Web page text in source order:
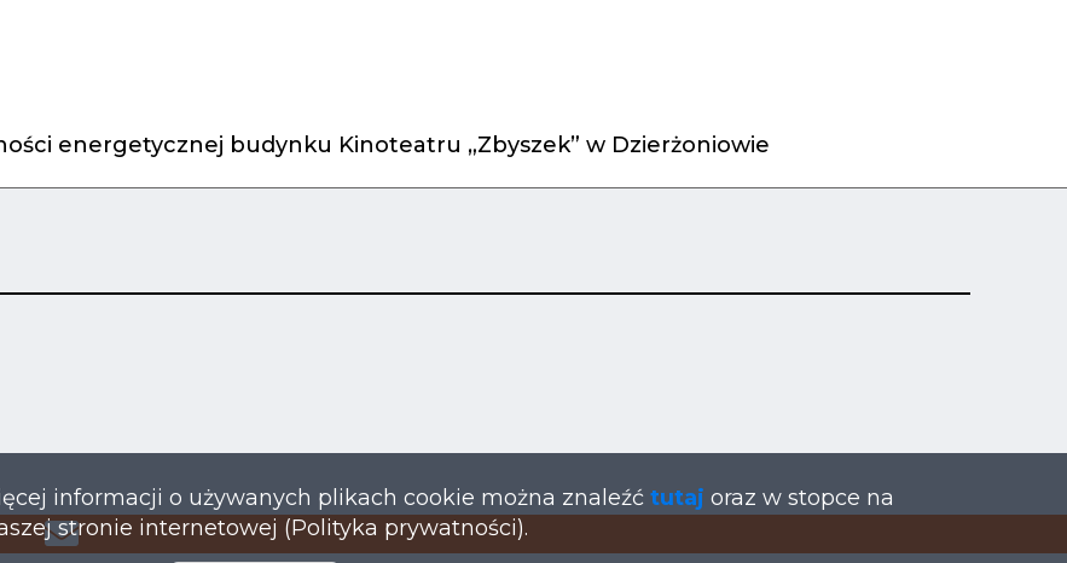
energetycznej budynku Kinoteatru „Zbyszek” w Dzierżoniowie
informacji o używanych plikach cookie można znaleźć tutaj oraz w stopce na
stronie internetowej (Polityka prywatności).